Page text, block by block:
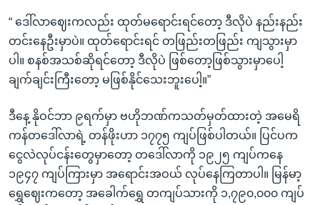
“ ဒေါ်လာဈေးကလည်း ထုတ်မရောင်းရင်တော့ ဒီလိုပဲ နည်းနည်း
တင်းနေဦးမှာပဲ။ ထုတ်ရောင်းရင် တဖြည်းတဖြည်း ကျသွားမှာ
ပါ။ စနစ်အသစ်ဆိုရင်တော့ ဒီလိုပဲ ဖြစ်တော့ဖြစ်သွားမှာပေါ့
ချက်ချင်းကြီးတော့ မဖြစ်နိုင်သေးဘူးပေါ့။”
ဒီနေ့ နိုဝင်ဘာ ၉ရက်မှာ ဗဟိုဘဏ်ကသတ်မှတ်ထားတဲ့ အမေရိ
ကန်တဒေါ်လာရဲ့ တန်ဖိုးဟာ ၁၇၇၅ ကျပ်ဖြစ်ပါတယ်။ ပြင်ပက
ငွေလဲလုပ်ငန်းတွေမှာတော့ တဒေါ်လာကို ၁၉၂၅ ကျပ်ကနေ
၁၉၄၇ ကျပ်ကြားမှာ အရောင်းအဝယ် လုပ်နေကြတာပါ။ မြန်မာ့
ရွှေဈေးကတော့ အခေါက်ရွှေ တကျပ်သားကို ၁,၇၉၀,၀၀၀ ကျပ်